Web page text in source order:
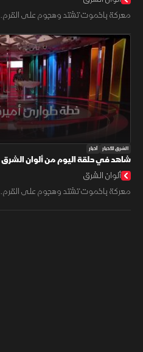
معركة باخموت تشتد وهجوم على القرم. G20.. روسيا ترفض ممارسات
الشرق للأخبار أخبار
شاهد في حلقة اليوم من ألوان الشرق
ألوان الشرق
معركة باخموت تشتد وهجوم على القرم. G20.. روسيا ترفض ممارسات